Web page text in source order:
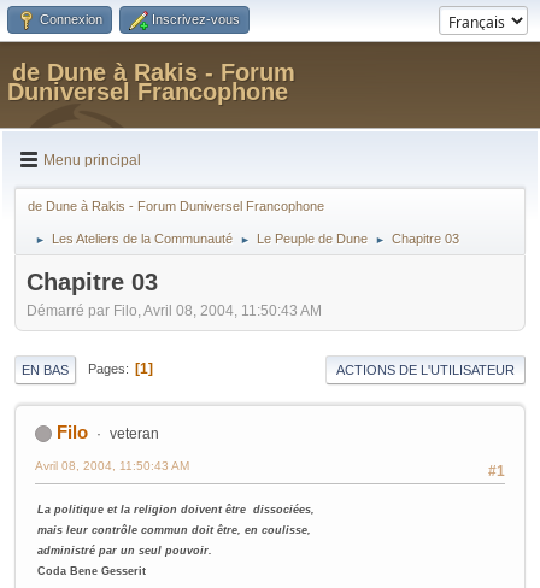
Connexion Inscrivez-vous
de Dune à Rakis - Forum
Duniversel Francophone
Menu principal
de Dune à Rakis - Forum Duniversel Francophone
► Les Ateliers de la Communauté ► Le Peuple de Dune ► Chapitre 03
Chapitre 03
Démarré par Filo, Avril 08, 2004, 11:50:43 AM
EN BAS Pages 1 ACTIONS DE L'UTILISATEUR
Filo veteran
#1
Avril 08, 2004, 11:50:43 AM
La politique et la religion doivent être dissociées,
mais leur contrôle commun doit être, en coulisse,
administré par un seul pouvoir.
Coda Bene Gesserit